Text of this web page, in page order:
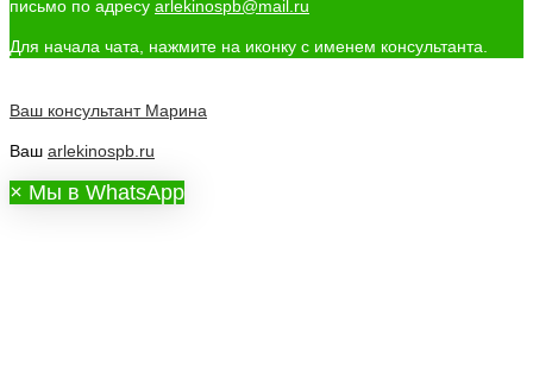
письмо по адресу arlekinospb@mail.ru
Для начала чата, нажмите на иконку с именем консультанта.
Ваш консультант Марина
Ваш arlekinospb.ru
× Мы в WhatsApp